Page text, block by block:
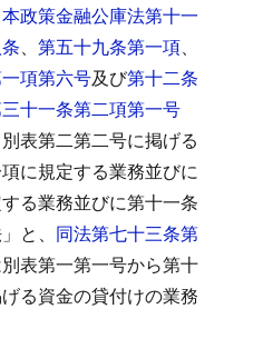
政策金融公庫法第十一
、 第五十九条第一項、
項第六号及び第十二条
十一条第二項第一号
表第二第二号に掲げる
に規定する業務並びに
る業務並びに第十一条
と、 同法第七十三条第
表第一第一号から第十
る資金の貸付けの業務